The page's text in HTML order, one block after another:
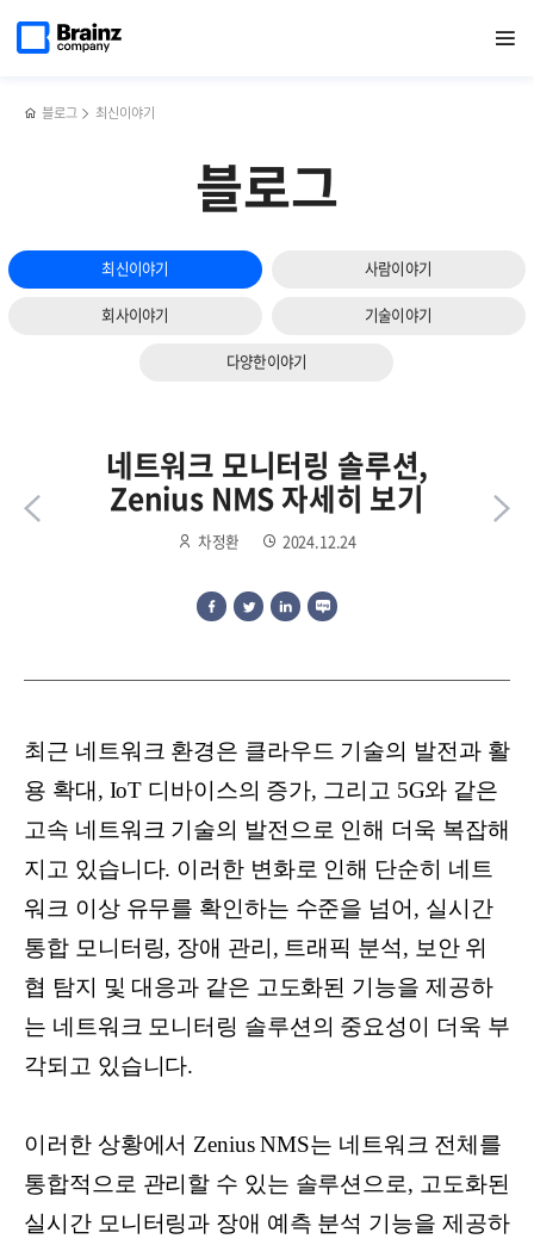
열기
페이지로
블로그 최신이야기
블로그
최신이야기 사람이야기
회사이야기 기술이야기
다양한이야기
SMS의
네트워크 모니터링 솔루션,
Zenius NMS 자세히 보기
차정환 2024.12.24
DBMS의
최근 네트워크 환경은 클라우드 기술의 발전과 활
용 확대, IoT 디바이스의 증가, 그리고 5G와 같은
고속 네트워크 기술의 발전으로 인해 더욱 복잡해
지고 있습니다. 이러한 변화로 인해 단순히 네트
워크 이상 유무를 확인하는 수준을 넘어, 실시간
통합 모니터링, 장애 관리, 트래픽 분석, 보안 위
협 탐지 및 대응과 같은 고도화된 기능을 제공하
는 네트워크 모니터링 솔루션의 중요성이 더욱 부
각되고 있습니다.
이러한 상황에서 Zenius NMS는 네트워크 전체를
통합적으로 관리할 수 있는 솔루션으로, 고도화된
실시간 모니터링과 장애 예측 분석 기능을 제공하
다음
슬라이드